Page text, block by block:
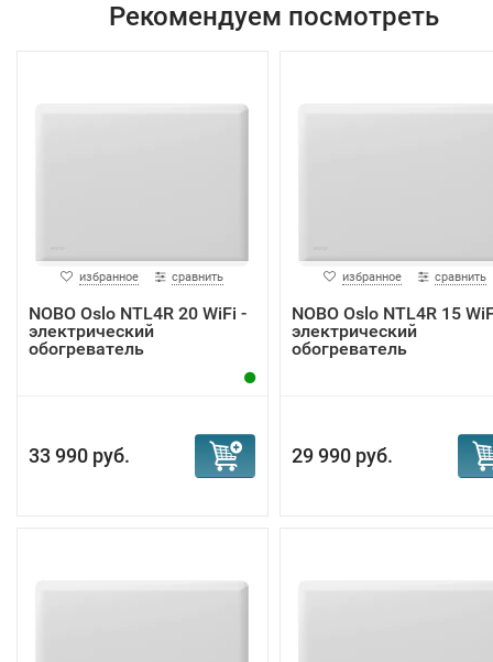
Рекомендуем посмотреть
избранное сравнить
NOBO Oslo NTL4R 20 WiFi -
электрический
обогреватель
33 990 руб.
избранное сравнить
NOBO Oslo NTL4R 15
электрический
обогреватель
29 990 руб.